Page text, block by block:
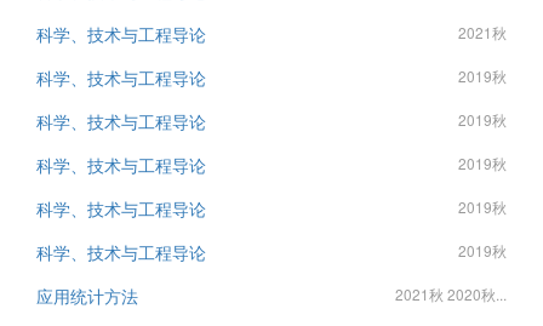
科学、技术与工程导论 2021秋
科学、技术与工程导论 2019秋
科学、技术与工程导论 2019秋
科学、技术与工程导论 2019秋
科学、技术与工程导论 2019秋
科学、技术与工程导论 2019秋
应用统计方法 2021秋 2020秋...